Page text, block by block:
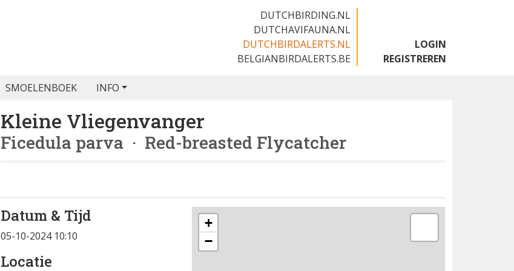
DUTCHBIRDING.NL
DUTCHAVIFAUNA.NL
DUTCHBIRDALERTS.NL
BELGIANBIRDALERTS.BE
LOGIN
REGISTREREN
SMOELENBOEK INFO
Kleine Vliegenvanger
Ficedula parva · Red-breasted Flycatcher
Datum & Tijd
05-10-2024 10:10
Locatie
+
−